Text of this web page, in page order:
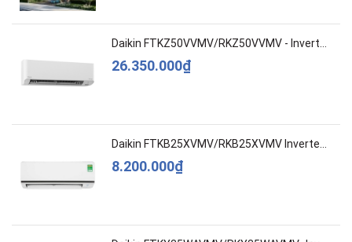
26.350.000₫
8.200.000₫